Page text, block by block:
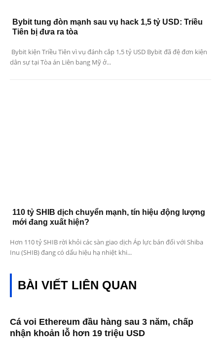
Bybit tung đòn mạnh sau vụ hack 1,5 tỷ USD: Triều
Tiên bị đưa ra tòa
Bybit kiện Triều Tiên vì vụ đánh cắp 1,5 tỷ USD Bybit đã đệ đơn kiện
dân sự tại Tòa án Liên bang Mỹ ở...
110 tỷ SHIB dịch chuyển mạnh, tín hiệu động lượng
mới đang xuất hiện?
Hơn 110 tỷ SHIB rời khỏi các sàn giao dịch Áp lực bán đối với Shiba
Inu (SHIB) đang có dấu hiệu hạ nhiệt khi...
BÀI VIẾT LIÊN QUAN
Cá voi Ethereum đầu hàng sau 3 năm, chấp
nhận khoản lỗ hơn 19 triệu USD